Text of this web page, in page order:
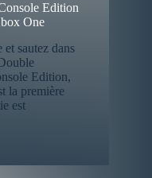
Edition
One
sautez dans
Edition,
la première
est